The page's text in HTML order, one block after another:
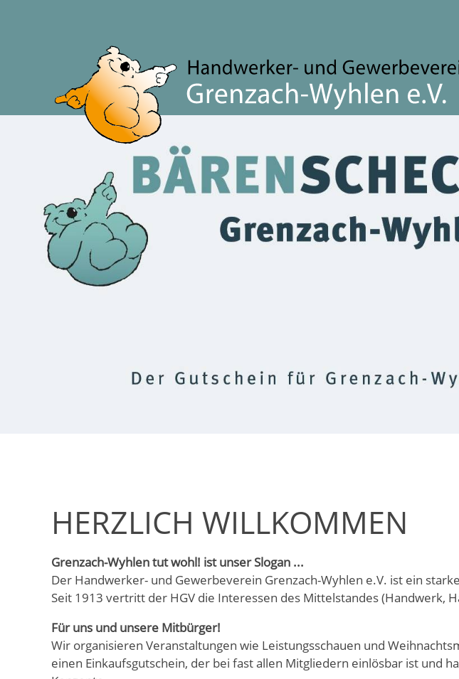
HERZLICH WILLKOMMEN
Grenzach-Wyhlen tut wohl! ist unser Slogan ...
Der Handwerker- und Gewerbeverein Grenzach-Wyhlen e.V. ist ein
Seit 1913 vertritt der HGV die Interessen des Mittelstandes (Handwerk,
Für uns und unsere Mitbürger!
Wir organisieren Veranstaltungen wie Leistungsschauen und
einen Einkaufsgutschein, der bei fast allen Mitgliedern einlösbar ist und